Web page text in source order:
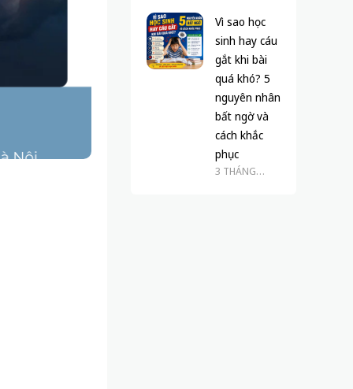
Vì sao học
sinh hay cáu
gắt khi bài
quá khó? 5
nguyên nhân
bất ngờ và
cách khắc
phục
3 THÁNG